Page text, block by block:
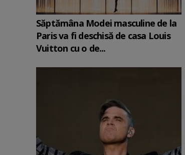
Săptămâna Modei masculine de la
Paris va fi deschisă de casa Louis
Vuitton cu o de...